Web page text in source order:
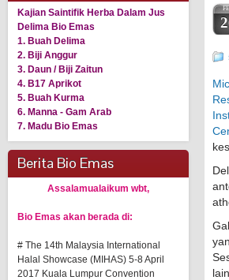
Kajian Saintifik Herba Dalam Jus
Delima Bio Emas
1. Buah Delima
2. Biji Anggur
3. Daun / Biji Zaitun
4. B17 Aprikot
5. Buah Kurma
6. Manna - Gam Arab
7. Madu Bio Emas
Berita Bio Emas
Assalamualaikum wbt,
Bio Emas akan berada di:
# The 14th Malaysia International
Halal Showcase (MIHAS) 5-8 April
2017 Kuala Lumpur Convention